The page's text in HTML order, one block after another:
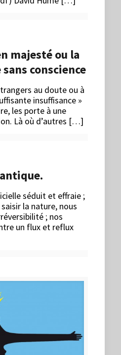
majesté ou la
conscience
au doute ou à
insuffisance »
les porte à une
Là où d’autres […]
séduit et effraie ;
la nature, nous
; nos
un flux et reflux